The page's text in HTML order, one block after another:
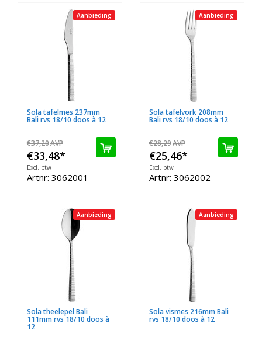
Aanbieding
Sola tafelmes 237mm
Bali rvs 18/10 doos à 12
€37,20AVP
€33,48*
Excl. btw
Artnr: 3062001
Aanbieding
Sola tafelvork 208mm
Bali rvs 18/10 doos à 12
€28,29AVP
€25,46*
Excl. btw
Artnr: 3062002
Aanbieding
Sola theelepel Bali
111mm rvs 18/10 doos à
12
Aanbieding
Sola vismes 216mm Bali
rvs 18/10 doos à 12